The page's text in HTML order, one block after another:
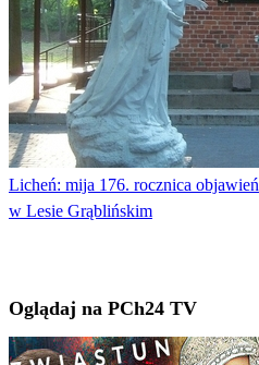
Licheń: mija 176. rocznica objawień
w Lesie Grąblińskim
Oglądaj na PCh24 TV